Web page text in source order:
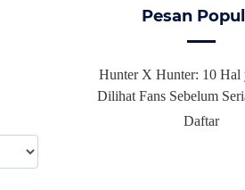
Pesan
Hunter X Hunter: 10 Hal
Dilihat Fans Sebelum
Daftar